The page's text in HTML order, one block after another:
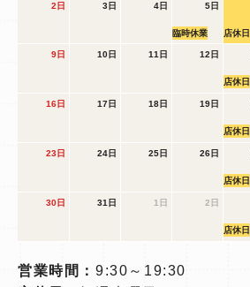
2日 3日 4日 5日
臨時休業 店休日
9日 10日 11日 12日
店休日
16日 17日 18日 19日
店休日
23日 24日 25日 26日
店休日
30日 31日 1日 2日
店休日
営業時間： 9:30～19:30